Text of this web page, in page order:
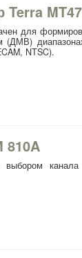
MT47
для
NTSC).
810A
канала